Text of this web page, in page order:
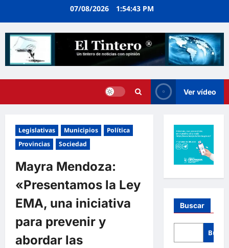
07/08/2026 1:54:44 PM
Ver vídeo
Legislativas Municipios
Política
Provincias
Sociedad
Mayra Mendoza:
«Presentamos la Ley
EMA, una iniciativa
para prevenir y
abordar las
Buscar